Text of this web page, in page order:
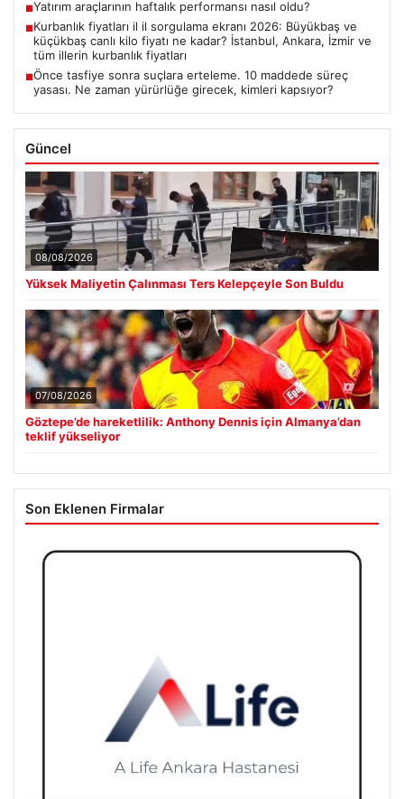
■Yatırım araçlarının haftalık performansı nasıl oldu?
■Kurbanlık fiyatları il il sorgulama ekranı 2026: Büyükbaş ve
küçükbaş canlı kilo fiyatı ne kadar? İstanbul, Ankara, İzmir ve
tüm illerin kurbanlık fiyatları
■Önce tasfiye sonra suçlara erteleme. 10 maddede süreç
yasası. Ne zaman yürürlüğe girecek, kimleri kapsıyor?
Güncel
08/08/2026
Yüksek Maliyetin Çalınması Ters Kelepçeyle Son Buldu
07/08/2026
Göztepe’de hareketlilik: Anthony Dennis için Almanya’dan
teklif yükseliyor
Son Eklenen Firmalar